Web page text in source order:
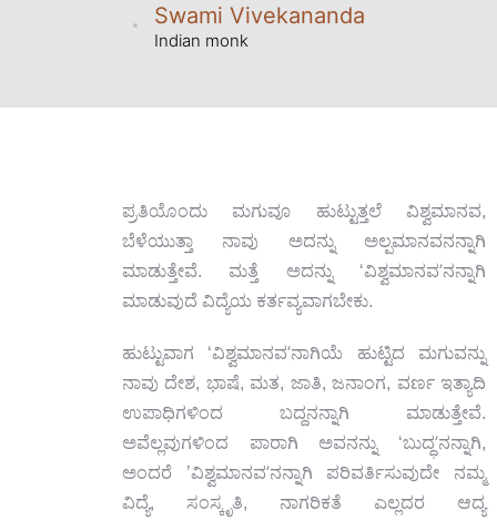
Swami Vivekananda
Indian monk
ಪ್ರತಿಯೊಂದು ಮಗುವೂ ಹುಟ್ಟುತ್ತಲೆ ವಿಶ್ವಮಾನವ,
ಬೆಳೆಯುತ್ತಾ ನಾವು ಅದನ್ನು ಅಲ್ಪಮಾನವನನ್ನಾಗಿ
ಮಾಡುತ್ತೇವೆ. ಮತ್ತೆ ಅದನ್ನು ‘ವಿಶ್ವಮಾನವ’ನನ್ನಾಗಿ
ಮಾಡುವುದೆ ವಿದ್ಯೆಯ ಕರ್ತವ್ಯವಾಗಬೇಕು.
ಹುಟ್ಟುವಾಗ ‘ವಿಶ್ವಮಾನವ’ನಾಗಿಯೆ ಹುಟ್ಟಿದ ಮಗುವನ್ನು
ನಾವು ದೇಶ, ಭಾಷೆ, ಮತ, ಜಾತಿ, ಜನಾಂಗ, ವರ್ಣ ಇತ್ಯಾದಿ
ಉಪಾಧಿಗಳಿಂದ ಬದ್ದನನ್ನಾಗಿ ಮಾಡುತ್ತೇವೆ.
ಅವೆಲ್ಲವುಗಳಿಂದ ಪಾರಾಗಿ ಅವನನ್ನು ‘ಬುದ್ಧ’ನನ್ನಾಗಿ,
ಅಂದರೆ ’ವಿಶ್ವಮಾನವ’ನನ್ನಾಗಿ ಪರಿವರ್ತಿಸುವುದೇ ನಮ್ಮ
ವಿದ್ಯೆ, ಸಂಸ್ಕೃತಿ, ನಾಗರಿಕತೆ ಎಲ್ಲದರ ಆದ್ಯ